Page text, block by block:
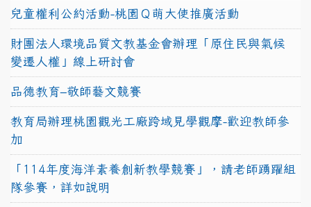
兒童權利公約活動-桃園Ｑ萌大使推廣活動
財團法人環境品質文教基金會辦理「原住民與氣候
變遷人權」線上研討會
品德教育–敬師藝文競賽
教育局辦理桃園觀光工廠跨域見學觀摩-歡迎教師參
加
「114年度海洋素養創新教學競賽」，請老師踴躍組
隊參賽，詳如說明